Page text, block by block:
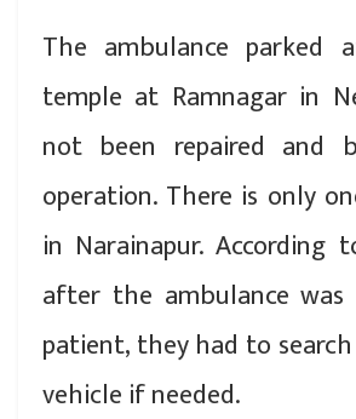
The ambulance parked
temple at Ramnagar in
not been repaired and
operation. There is only
in Narainapur. According
after the ambulance
patient, they had to
vehicle if needed.